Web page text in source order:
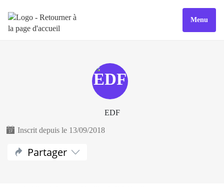
Menu
EDF
Inscrit depuis le 13/09/2018
Partager